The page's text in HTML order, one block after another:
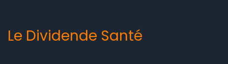
Le Dividende Santé